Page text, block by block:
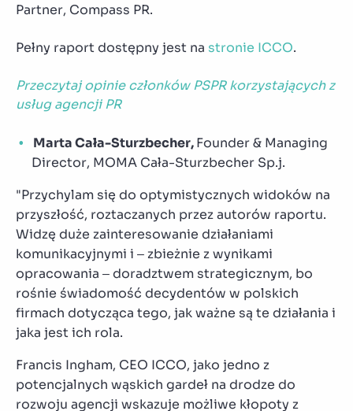
Partner, Compass PR.
Pełny raport dostępny jest na stronie ICCO.
Przeczytaj opinie członków PSPR korzystających z
usług agencji PR
Marta Cała-Sturzbecher,Founder & Managing
Director, MOMA Cała-Sturzbecher Sp.j.
"Przychylam się do optymistycznych widoków na
przyszłość, roztaczanych przez autorów raportu.
Widzę duże zainteresowanie działaniami
komunikacyjnymi i – zbieżnie z wynikami
opracowania – doradztwem strategicznym, bo
rośnie świadomość decydentów w polskich
firmach dotycząca tego, jak ważne są te działania i
jaka jest ich rola.
Francis Ingham, CEO ICCO, jako jedno z
potencjalnych wąskich gardeł na drodze do
rozwoju agencji wskazuje możliwe kłopoty z